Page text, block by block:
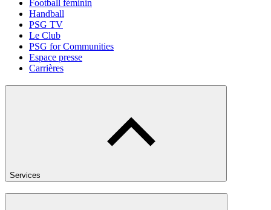
Football féminin
Handball
PSG TV
Le Club
PSG for Communities
Espace presse
Carrières
Services